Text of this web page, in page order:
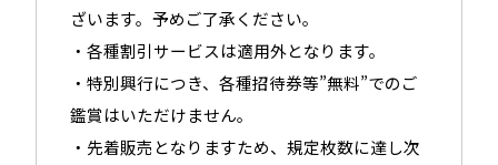
ざいます。予めご了承ください。
・各種割引サービスは適用外となります。
・特別興行につき、各種招待券等”無料”でのご
鑑賞はいただけません。
・先着販売となりますため、規定枚数に達し次